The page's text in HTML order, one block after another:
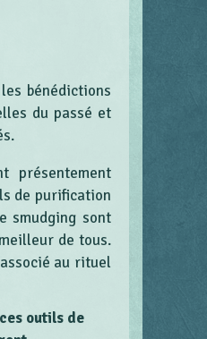
bénédictions
du passé et
présentement
de purification
smudging sont
de tous.
au rituel
outils de